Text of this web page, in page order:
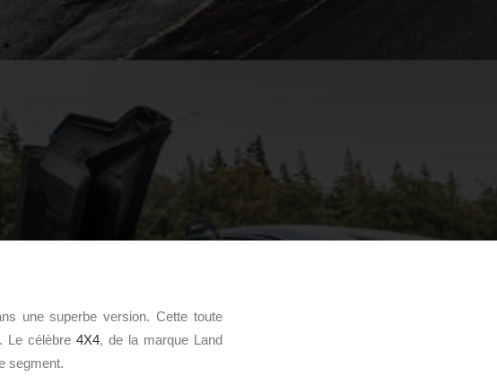
une superbe version. Cette toute
Le célèbre4X4, de la marque Land
segment.